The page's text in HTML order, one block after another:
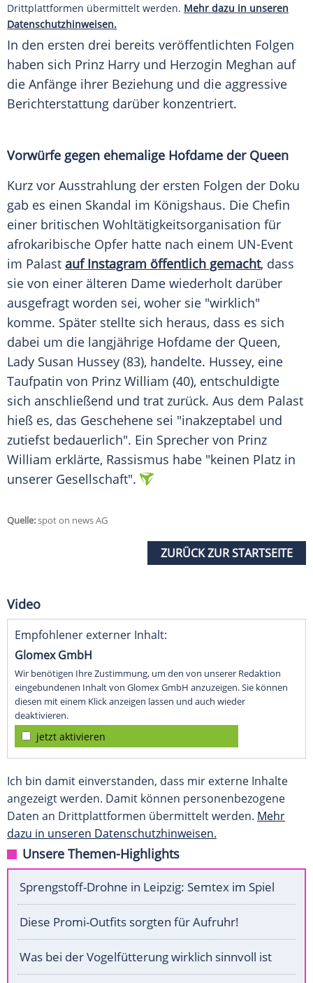
Drittplattformen übermittelt werden. Mehr dazu in unseren
Datenschutzhinweisen.
In den ersten drei bereits veröffentlichten Folgen
haben sich Prinz Harry und Herzogin Meghan auf
die Anfänge ihrer Beziehung und die aggressive
Berichterstattung darüber konzentriert.
Vorwürfe gegen ehemalige Hofdame der Queen
Kurz vor Ausstrahlung der ersten Folgen der Doku
gab es einen Skandal im Königshaus. Die Chefin
einer britischen Wohltätigkeitsorganisation für
afrokaribische Opfer hatte nach einem UN-Event
im Palast auf Instagram öffentlich gemacht, dass
sie von einer älteren Dame wiederholt darüber
ausgefragt worden sei, woher sie "wirklich"
komme. Später stellte sich heraus, dass es sich
dabei um die langjährige Hofdame der Queen,
Lady Susan Hussey (83), handelte. Hussey, eine
Taufpatin von Prinz William (40), entschuldigte
sich anschließend und trat zurück. Aus dem Palast
hieß es, das Geschehene sei "inakzeptabel und
zutiefst bedauerlich". Ein Sprecher von Prinz
William erklärte, Rassismus habe "keinen Platz in
unserer Gesellschaft".
Quelle:spot on news AG
ZURÜCK ZUR STARTSEITE
Video
Empfohlener externer Inhalt:
Glomex GmbH
Wir benötigen Ihre Zustimmung, um den von unserer Redaktion
eingebundenen Inhalt von Glomex GmbH anzuzeigen. Sie können
diesen mit einem Klick anzeigen lassen und auch wieder
deaktivieren.
jetzt aktivieren
Ich bin damit einverstanden, dass mir externe Inhalte
angezeigt werden. Damit können personenbezogene
Daten an Drittplattformen übermittelt werden. Mehr
dazu in unseren Datenschutzhinweisen.
Unsere Themen-Highlights
Sprengstoff-Drohne in Leipzig: Semtex im Spiel
Diese Promi-Outfits sorgten für Aufruhr!
Was bei der Vogelfütterung wirklich sinnvoll ist